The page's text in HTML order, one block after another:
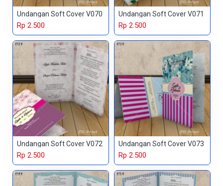
Undangan Soft Cover V070
Rp 2.500
Undangan Soft Cover V071
Rp 2.500
Undangan Soft Cover V072
Rp 2.500
Undangan Soft Cover V073
Rp 2.500